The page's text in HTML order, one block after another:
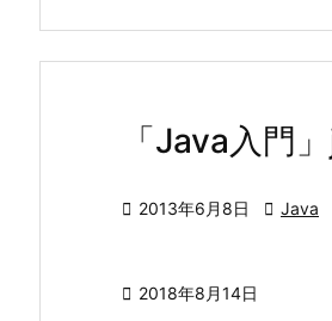
「Java入門
 2013年6月8日  Java
 2018年8月14日